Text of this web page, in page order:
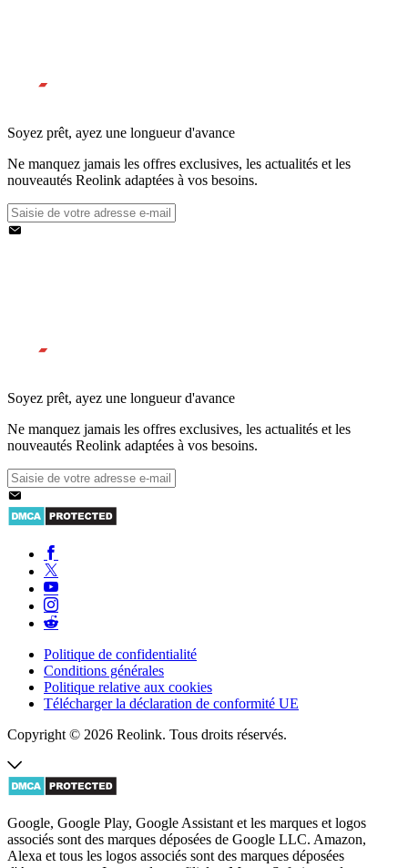
Soyez prêt, ayez une longueur d'avance
Ne manquez jamais les offres exclusives, les actualités et les
nouveautés Reolink adaptées à vos besoins.
Soyez prêt, ayez une longueur d'avance
Ne manquez jamais les offres exclusives, les actualités et les
nouveautés Reolink adaptées à vos besoins.
Politique de confidentialité
Conditions générales
Politique relative aux cookies
Télécharger la déclaration de conformité UE
Copyright © 2026 Reolink. Tous droits réservés.
Google, Google Play, Google Assistant et les marques et logos
associés sont des marques déposées de Google LLC. Amazon,
Alexa et tous les logos associés sont des marques déposées